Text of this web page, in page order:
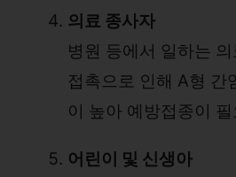
의료 종사자
병원 등에서 일하는
접촉으로 인해 A형 간
이 높아 예방접종이
어린이 및 신생아